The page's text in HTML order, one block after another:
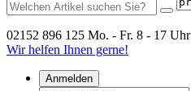
02152 896 125 Mo. - Fr. 8 - 17 Uhr
Wir helfen Ihnen gerne!
Anmelden